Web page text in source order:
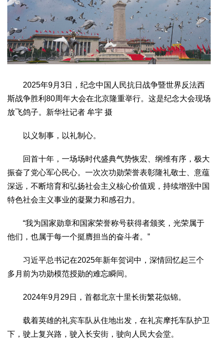
2025年9月3日，纪念中国人民抗日战争暨世界反法西
斯战争胜利80周年大会在北京隆重举行。这是纪念大会现场
放飞鸽子。新华社记者 牟宇 摄
以义制事，以礼制心。
回首十年，一场场时代盛典气势恢宏、纲维有序，极大
振奋了党心军心民心。一次次功勋荣誉表彰隆礼敬士、意蕴
深远，不断培育和弘扬社会主义核心价值观，持续增强中国
特色社会主义事业的凝聚力和感召力。
“我为国家勋章和国家荣誉称号获得者颁奖，光荣属于
他们，也属于每一个挺膺担当的奋斗者。”
习近平总书记在2025年新年贺词中，深情回忆起三个
多月前为功勋模范授勋的难忘瞬间。
2024年9月29日，首都北京十里长街繁花似锦。
载着英雄的礼宾车队从住地出发，在礼宾摩托车队护卫
下，驶上复兴路，驶入长安街，驶向人民大会堂。